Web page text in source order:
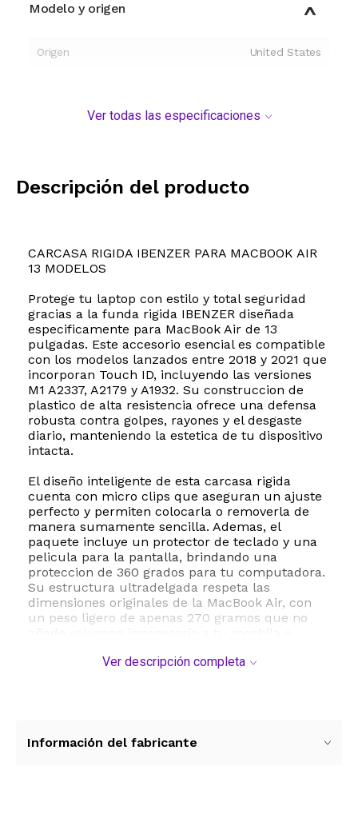
Modelo y origen
Origen United States
Ver todas las especificaciones
Descripción del producto
CARCASA RIGIDA IBENZER PARA MACBOOK AIR
13 MODELOS
Protege tu laptop con estilo y total seguridad
gracias a la funda rigida IBENZER diseñada
especificamente para MacBook Air de 13
pulgadas. Este accesorio esencial es compatible
con los modelos lanzados entre 2018 y 2021 que
incorporan Touch ID, incluyendo las versiones
M1 A2337, A2179 y A1932. Su construccion de
plastico de alta resistencia ofrece una defensa
robusta contra golpes, rayones y el desgaste
diario, manteniendo la estetica de tu dispositivo
intacta.
El diseño inteligente de esta carcasa rigida
cuenta con micro clips que aseguran un ajuste
perfecto y permiten colocarla o removerla de
manera sumamente sencilla. Ademas, el
paquete incluye un protector de teclado y una
pelicula para la pantalla, brindando una
proteccion de 360 grados para tu computadora.
Su estructura ultradelgada respeta las
dimensiones originales de la MacBook Air, con
un peso ligero de apenas 270 gramos que no
diseño funcional y moderno, esta funda es la
Ver descripción completa
Información del fabricante